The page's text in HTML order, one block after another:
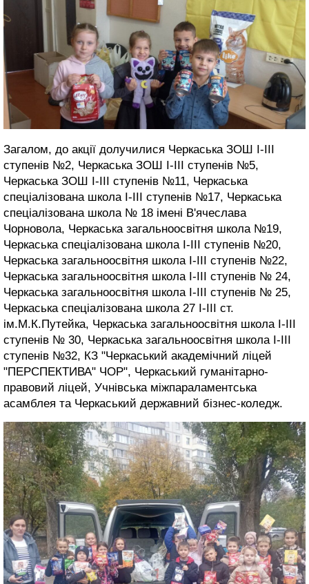
Загалом, до акції долучилися Черкаська ЗОШ I-III
ступенів №2, Черкаська ЗОШ I-III ступенів №5,
Черкаська ЗОШ I-III ступенів №11, Черкаська
спеціалізована школа І-ІІІ ступенів №17, Черкаська
спеціалізована школа № 18 імені В'ячеслава
Чорновола, Черкаська загальноосвітня школа №19,
Черкаська спеціалізована школа І-ІІІ ступенів №20,
Черкаська загальноосвітня школа І-ІІІ ступенів №22,
Черкаська загальноосвітня школа І-ІІІ ступенів № 24,
Черкаська загальноосвітня школа І-ІІІ ступенів № 25,
Черкаська спеціалізована школа 27 I-III ст.
ім.М.К.Путейка, Черкаська загальноосвітня школа І-ІІІ
ступенів № 30, Черкаська загальноосвітня школа I-III
ступенів №32, КЗ "Черкаський академічний ліцей
"ПЕРСПЕКТИВА" ЧОР", Черкаський гуманітарно-
правовий ліцей, Учнівська міжпараламентська
асамблея та Черкаський державний бізнес-коледж.